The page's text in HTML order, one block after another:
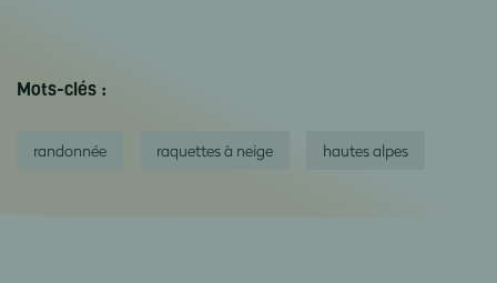
Mots-clés :
randonnée raquettes à neige hautes alpes